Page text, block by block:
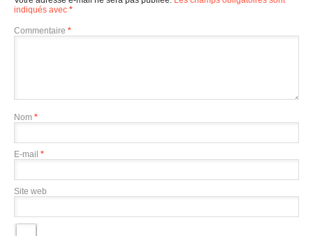
indiqués avec *
Commentaire *
Nom *
E-mail *
Site web